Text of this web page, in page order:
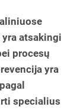
atsakingi
procesų
yra
specialius